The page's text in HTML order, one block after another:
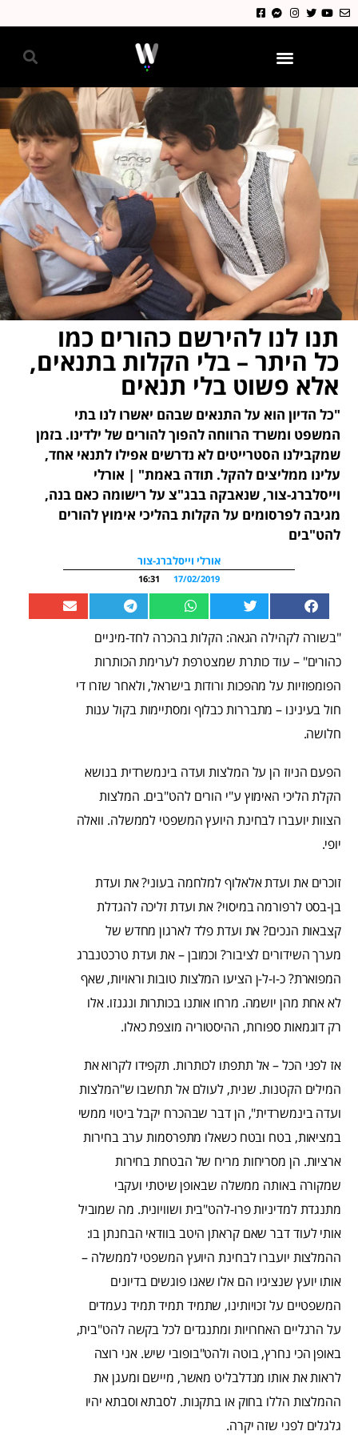
תנו לנו להירשם כהורים כמו
כל היתר – בלי הקלות בתנאים,
אלא פשוט בלי תנאים
"כל הדיון הוא על התנאים שבהם יאשרו לנו בתי
המשפט ומשרד הרווחה להפוך להורים של ילדינו. בזמן
שמקבילנו הסטרייטים לא נדרשים אפילו לתנאי אחד,
עלינו ממליצים להקל. תודה באמת" | אורלי
וייסלברג-צור, שנאבקה בבג"צ על רישומה כאם בנה,
מגיבה לפרסומים על הקלות בהליכי אימוץ להורים
להט"בים
אורלי וייסלברג-צור
17/02/2019
16:31
"בשורה לקהילה הגאה: הקלות בהכרה לחד-מיניים
כהורים" – עוד כותרת שמצטרפת לערימת הכותרות
הפומפוזיות על מהפכות ורודות בישראל, ולאחר שזרו די
חול בעינינו – מתבררות כבלוף ומסתיימות בקול ענות
חלושה.
הפעם הניוז הן על המלצות ועדה בינמשרדית בנושא
הקלת הליכי האימוץ ע"י הורים להט"בים. המלצות
הצוות יועברו לבחינת היועץ המשפטי לממשלה. וואלה
יופי.
זוכרים את ועדת אלאלוף למלחמה בעוני? את ועדת
בן-בסט לרפורמה במיסוי? את ועדת זליכה להגדלת
קצבאות הנכים? את ועדת פלד לארגון מחדש של
מערך השידורים לציבור? וכמובן – את ועדת טרכטנברג
המפוארת? כ-ו-ל-ן הציעו המלצות טובות וראויות, שאף
לא אחת מהן יושמה. מרחו אותנו בכותרות ונגנזו. אלו
רק דוגמאות ספורות, ההיסטוריה מוצפת כאלו.
אז לפני הכל – אל תתפתו לכותרות. תקפידו לקרוא את
המילים הקטנות. שנית, לעולם אל תחשבו ש"המלצות
ועדה בינמשרדית", הן דבר שבהכרח יקבל ביטוי ממשי
במציאות, בטח ובטח כשאלו מתפרסמות ערב בחירות
ארציות. הן מסריחות מריח של הבטחת בחירות
שמקורה באותה ממשלה שבאופן שיטתי ועקבי
מתנגדת למדיניות פרו-להט"בית ושוויונית. מה שמוביל
אותי לעוד דבר שאם קראתן היטב בוודאי הבחנתן בו:
ההמלצות יועברו לבחינת היועץ המשפטי לממשלה –
אותו יועץ שנציגיו הם אלו שאנו פוגשים בדיונים
המשפטיים על זכויותינו, שתמיד תמיד תמיד נעמדים
על הרגליים האחרויות ומתנגדים לכל בקשה להט"בית,
באופן הכי נחרץ, בוטה ולהט"בופובי שיש. אני רוצה
לראות את אותו מנדלבליט מאשר, מיישם ומעגן את
ההמלצות הללו בחוק או בתקנות. לסבתא וסבתא יהיו
גלגלים לפני שזה יקרה.